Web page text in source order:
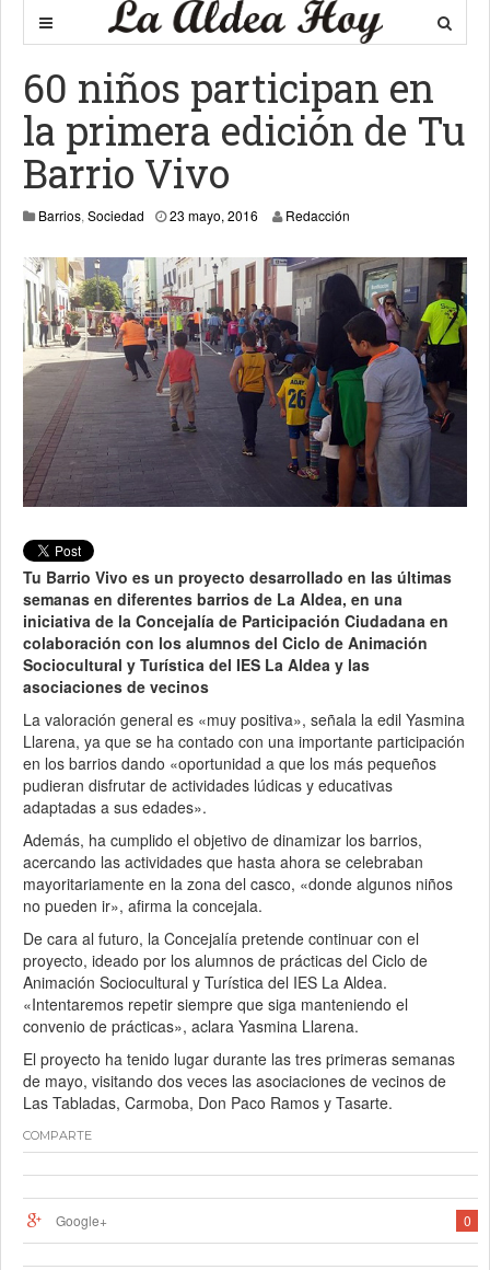
60 niños participan en
la primera edición de Tu
Barrio Vivo
Barrios, Sociedad 23 mayo, 2016 Redacción
Tu Barrio Vivo es un proyecto desarrollado en las últimas
semanas en diferentes barrios de La Aldea, en una
iniciativa de la Concejalía de Participación Ciudadana en
colaboración con los alumnos del Ciclo de Animación
Sociocultural y Turística del IES La Aldea y las
asociaciones de vecinos
La valoración general es «muy positiva», señala la edil Yasmina
Llarena, ya que se ha contado con una importante participación
en los barrios dando «oportunidad a que los más pequeños
pudieran disfrutar de actividades lúdicas y educativas
adaptadas a sus edades».
Además, ha cumplido el objetivo de dinamizar los barrios,
acercando las actividades que hasta ahora se celebraban
mayoritariamente en la zona del casco, «donde algunos niños
no pueden ir», afirma la concejala.
De cara al futuro, la Concejalía pretende continuar con el
proyecto, ideado por los alumnos de prácticas del Ciclo de
Animación Sociocultural y Turística del IES La Aldea.
«Intentaremos repetir siempre que siga manteniendo el
convenio de prácticas», aclara Yasmina Llarena.
El proyecto ha tenido lugar durante las tres primeras semanas
de mayo, visitando dos veces las asociaciones de vecinos de
Las Tabladas, Carmoba, Don Paco Ramos y Tasarte.
COMPARTE
0
Google+